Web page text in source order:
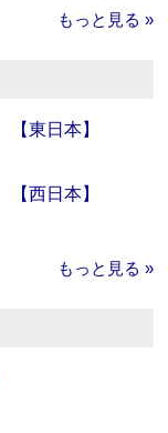
もっと見る »
東日本】
西日本】
もっと見る »